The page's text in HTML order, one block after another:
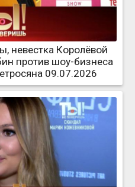
невестка Королёвой
против шоу-бизнеса
09.07.2026